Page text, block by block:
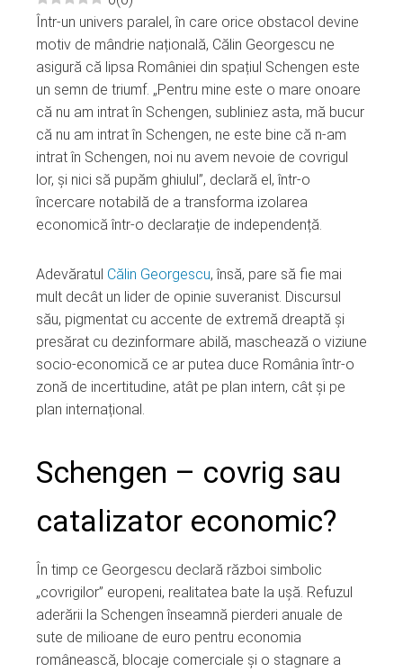
Într-un univers paralel, în care orice obstacol devine
motiv de mândrie națională, Călin Georgescu ne
asigură că lipsa României din spațiul Schengen este
un semn de triumf. „Pentru mine este o mare onoare
că nu am intrat în Schengen, subliniez asta, mă bucur
că nu am intrat în Schengen, ne este bine că n-am
intrat în Schengen, noi nu avem nevoie de covrigul
lor, și nici să pupăm ghiulul”, declară el, într-o
încercare notabilă de a transforma izolarea
economică într-o declarație de independență.
Adevăratul Călin Georgescu, însă, pare să fie mai
mult decât un lider de opinie suveranist. Discursul
său, pigmentat cu accente de extremă dreaptă și
presărat cu dezinformare abilă, maschează o viziune
socio-economică ce ar putea duce România într-o
zonă de incertitudine, atât pe plan intern, cât și pe
plan internațional.
Schengen – covrig sau
catalizator economic?
În timp ce Georgescu declară război simbolic
„covrigilor” europeni, realitatea bate la ușă. Refuzul
aderării la Schengen înseamnă pierderi anuale de
sute de milioane de euro pentru economia
românească, blocaje comerciale și o stagnare a